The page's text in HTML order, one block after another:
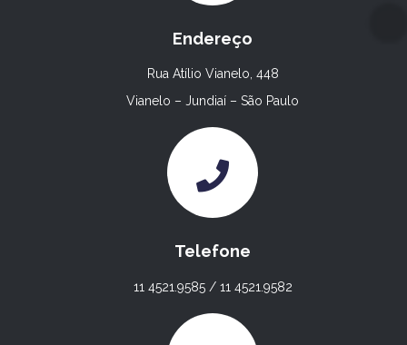
Endereço
Rua Atílio Vianelo, 448
Vianelo – Jundiaí – São Paulo
Telefone
11 4521.9585 / 11 4521.9582